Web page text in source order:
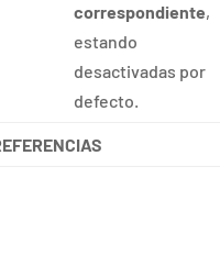
correspondiente,
estando
desactivadas por
defecto.